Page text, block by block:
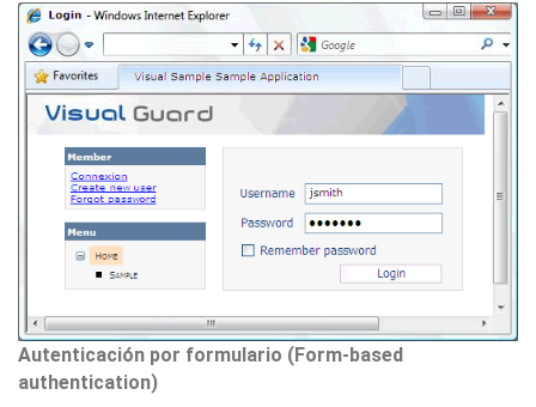
Autenticación por formulario (Form-based
authentication)